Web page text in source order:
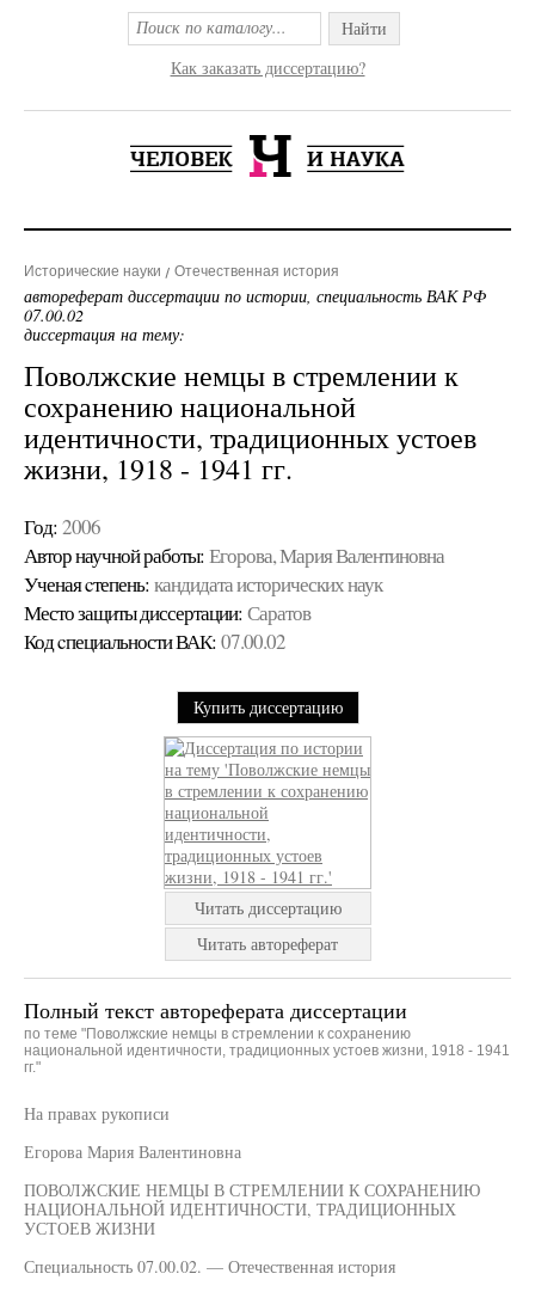
Найти
Как заказать диссертацию?
Исторические науки Отечественная история
автореферат диссертации по истории, специальность ВАК РФ
07.00.02
диссертация на тему:
Поволжские немцы в стремлении к
сохранению национальной
идентичности, традиционных устоев
жизни, 1918 - 1941 гг.
Год: 2006
Автор научной работы: Егорова, Мария Валентиновна
Ученая cтепень: кандидата исторических наук
Место защиты диссертации: Саратов
Код cпециальности ВАК: 07.00.02
Купить диссертацию
Читать диссертацию
Читать автореферат
Полный текст автореферата диссертации
по теме "Поволжские немцы в стремлении к сохранению
национальной идентичности, традиционных устоев жизни, 1918 - 1941
гг."
На правах рукописи
Егорова Мария Валентиновна
ПОВОЛЖСКИЕ НЕМЦЫ В СТРЕМЛЕНИИ К СОХРАНЕНИЮ
НАЦИОНАЛЬНОЙ ИДЕНТИЧНОСТИ, ТРАДИЦИОННЫХ
УСТОЕВ ЖИЗНИ
Специальность 07.00.02. — Отечественная история